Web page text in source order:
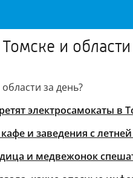
и области
за день?
электросамокаты в
и заведения с
и медвежонок